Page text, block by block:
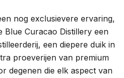
nog exclusievere ervaring,
Blue Curacao Distillery een
een diepere duik in
proeverijen van premium
degenen die elk aspect van